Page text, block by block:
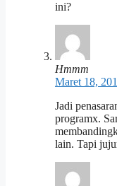
ini?
Hmmm
Maret 18,
Jadi
programx.
lain. Tapi